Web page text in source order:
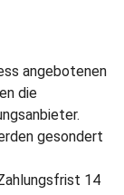
angebotenen
die
gesondert
14